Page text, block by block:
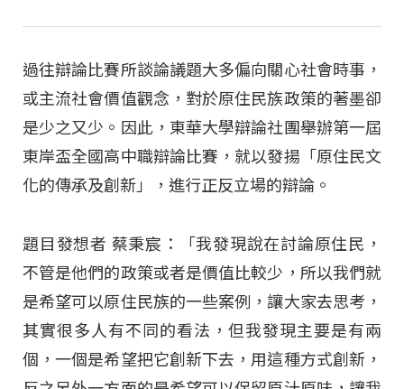
過往辯論比賽所談論議題大多偏向關心社會時事，
或主流社會價值觀念，對於原住民族政策的著墨卻
是少之又少。因此，東華大學辯論社團舉辦第一屆
東岸盃全國高中職辯論比賽，就以發揚「原住民文
化的傳承及創新」，進行正反立場的辯論。
題目發想者 蔡秉宸：「我發現說在討論原住民，
不管是他們的政策或者是價值比較少，所以我們就
是希望可以原住民族的一些案例，讓大家去思考，
其實很多人有不同的看法，但我發現主要是有兩
個，一個是希望把它創新下去，用這種方式創新，